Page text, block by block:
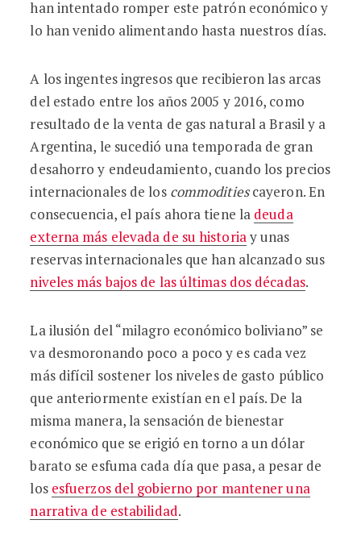
han intentado romper este patrón económico y
lo han venido alimentando hasta nuestros días.
A los ingentes ingresos que recibieron las arcas
del estado entre los años 2005 y 2016, como
resultado de la venta de gas natural a Brasil y a
Argentina, le sucedió una temporada de gran
desahorro y endeudamiento, cuando los precios
internacionales de los commoditiescayeron. En
consecuencia, el país ahora tiene la deuda
externa más elevada de su historiay unas
reservas internacionales que han alcanzado sus
niveles más bajos de las últimas dos décadas.
La ilusión del “milagro económico boliviano” se
va desmoronando poco a poco y es cada vez
más difícil sostener los niveles de gasto público
que anteriormente existían en el país. De la
misma manera, la sensación de bienestar
económico que se erigió en torno a un dólar
barato se esfuma cada día que pasa, a pesar de
los esfuerzos del gobierno por mantener una
narrativa de estabilidad.